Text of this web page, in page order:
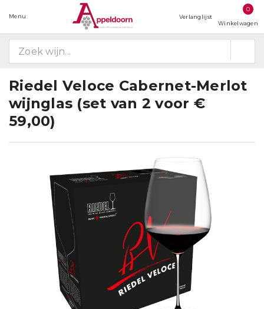
Menu Verlanglijst
0
Winkelwagen
Riedel Veloce Cabernet-Merlot
wijnglas (set van 2 voor €
59,00)